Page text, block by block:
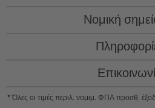
Νομική
* Όλες οι τιμές περιλ. νομιμ. ΦΠΑ προσθ.